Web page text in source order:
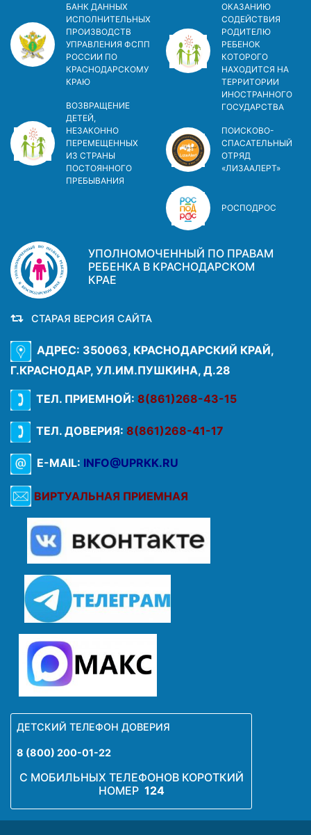
БАНК ДАННЫХ
ИСПОЛНИТЕЛЬНЫХ
ПРОИЗВОДСТВ
УПРАВЛЕНИЯ ФСПП
РОССИИ ПО
КРАСНОДАРСКОМУ
КРАЮ
ВОЗВРАЩЕНИЕ
ДЕТЕЙ,
НЕЗАКОННО
ПЕРЕМЕЩЕННЫХ
ИЗ СТРАНЫ
ПОСТОЯННОГО
ПРЕБЫВАНИЯ
ОКАЗАНИЮ
СОДЕЙСТВИЯ
РОДИТЕЛЮ
РЕБЕНОК
КОТОРОГО
НАХОДИТСЯ НА
ТЕРРИТОРИИ
ИНОСТРАННОГО
ГОСУДАРСТВА
ПОИСКОВО-
СПАСАТЕЛЬНЫЙ
ОТРЯД
«ЛИЗААЛЕРТ»
РОСПОДРОС
УПОЛНОМОЧЕННЫЙ ПО ПРАВАМ
РЕБЕНКА В КРАСНОДАРСКОМ
КРАЕ
СТАРАЯ ВЕРСИЯ САЙТА
АДРЕС: 350063, КРАСНОДАРСКИЙ КРАЙ,
Г.КРАСНОДАР, УЛ.ИМ.ПУШКИНА, Д.28
ТЕЛ. ПРИЕМНОЙ: 8(861)268-43-15
ТЕЛ. ДОВЕРИЯ: 8(861)268-41-17
E-MAIL: INFO@UPRKK.RU
ВИРТУАЛЬНАЯ ПРИЕМНАЯ
ДЕТСКИЙ ТЕЛЕФОН ДОВЕРИЯ
8 (800) 200-01-22
С МОБИЛЬНЫХ ТЕЛЕФОНОВ КОРОТКИЙ
НОМЕР 124